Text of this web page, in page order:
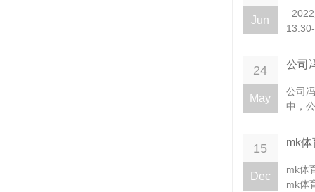
Jun
24
May
公司
公司
中，
15
Dec
mk
mk体
mk体